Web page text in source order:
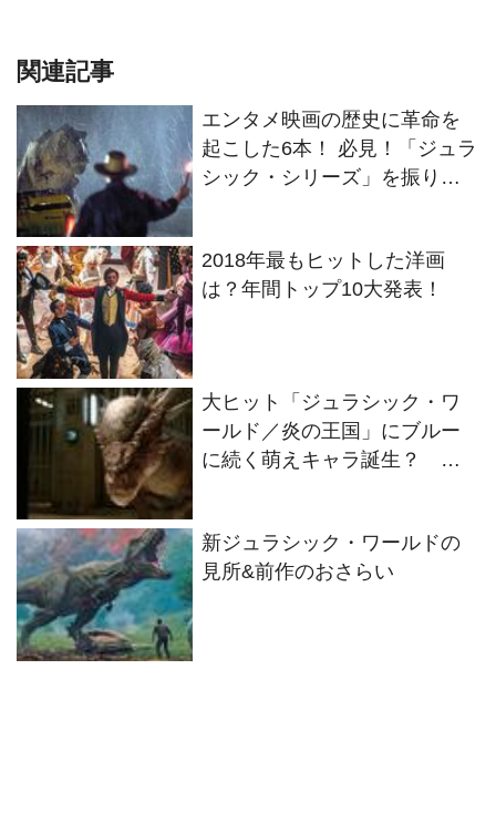
関連記事
エンタメ映画の歴史に革命を
起こした6本！ 必見！「ジュラ
シック・シリーズ」を振り返
2018年最もヒットした洋画
は？年間トップ10大発表！
大ヒット「ジュラシック・ワ
ールド／炎の王国」にブルー
に続く萌えキャラ誕生？ ス
新ジュラシック・ワールドの
見所&前作のおさらい